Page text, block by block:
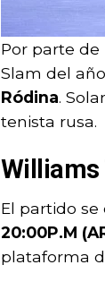
Por parte
Slam del
Ródina.
tenista rusa.
Williams
El partido se
20:00P.M
plataforma